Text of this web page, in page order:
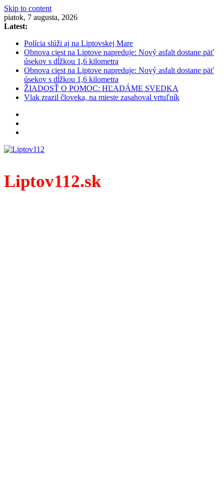
Skip to content
piatok, 7 augusta, 2026
Latest:
Polícia slúži aj na Liptovskej Mare
Obnova ciest na Liptove napreduje: Nový asfalt dostane päť
úsekov s dĺžkou 1,6 kilometra
Obnova ciest na Liptove napreduje: Nový asfalt dostane päť
úsekov s dĺžkou 1,6 kilometra
ŽIADOSŤ O POMOC: HĽADÁME SVEDKA
Vlak zrazil človeka, na mieste zasahoval vrtuľník
Liptov112.sk